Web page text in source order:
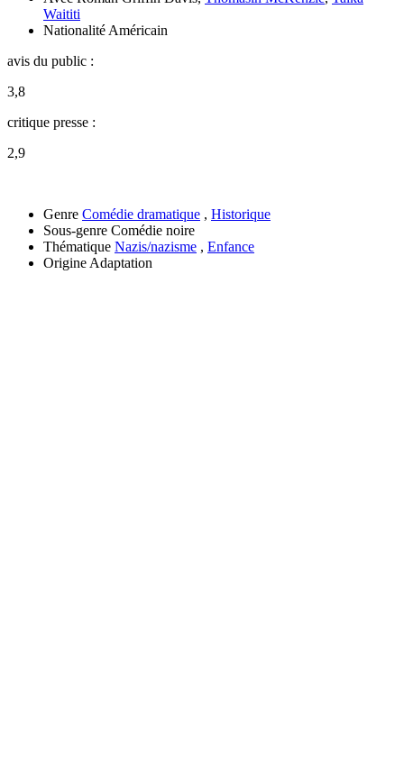
Waititi
Nationalité Américain
avis du public :
3,8
critique presse :
2,9
Genre Comédie dramatique , Historique
Sous-genre Comédie noire
Thématique Nazis/nazisme , Enfance
Origine Adaptation